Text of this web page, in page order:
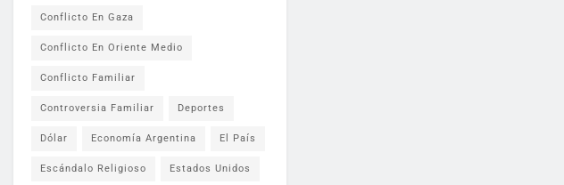
Conflicto En Gaza
Conflicto En Oriente Medio
Conflicto Familiar
Controversia Familiar Deportes
Dólar Economía Argentina El País
Escándalo Religioso Estados Unidos